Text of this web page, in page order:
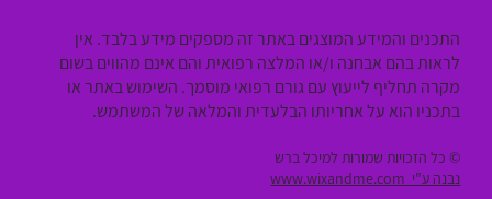
התכנים והמידע המוצגים באתר זה מספקים מידע בלבד. אין
לראות בהם אבחנה ו/או המלצה רפואית והם אינם מהווים בשום
מקרה תחליף לייעוץ עם גורם רפואי מוסמך. השימוש באתר או
בתכניו הוא על אחריותו הבלעדית והמלאה של המשתמש.
© כל הזכויות שמורות למיכל ברש
נבנה ע"י